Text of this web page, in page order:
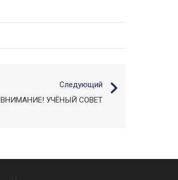
Следующий
ВНИМАНИЕ! УЧЁНЫЙ СОВЕТ